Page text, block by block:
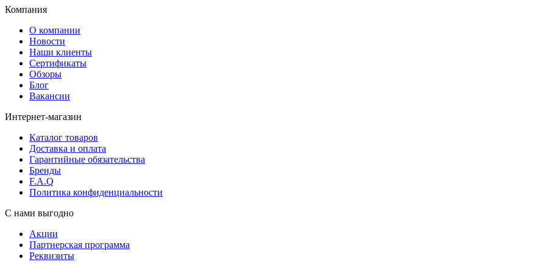
Компания
О компании
Новости
Наши клиенты
Сертификаты
Обзоры
Блог
Вакансии
Интернет-магазин
Каталог товаров
Доставка и оплата
Гарантийные обязательства
Бренды
F.A.Q
Политика конфиденциальности
С нами выгодно
Акции
Партнерская программа
Реквизиты